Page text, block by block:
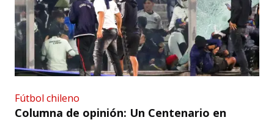
Fútbol chileno
Columna de opinión: Un Centenario en